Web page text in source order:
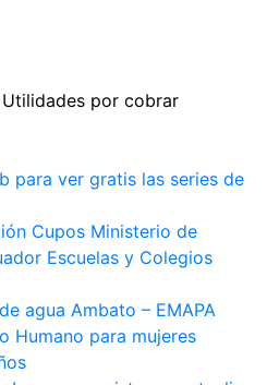
para ver gratis las series de
Cupos Ministerio de
Escuelas y Colegios
agua Ambato – EMAPA
Humano para mujeres